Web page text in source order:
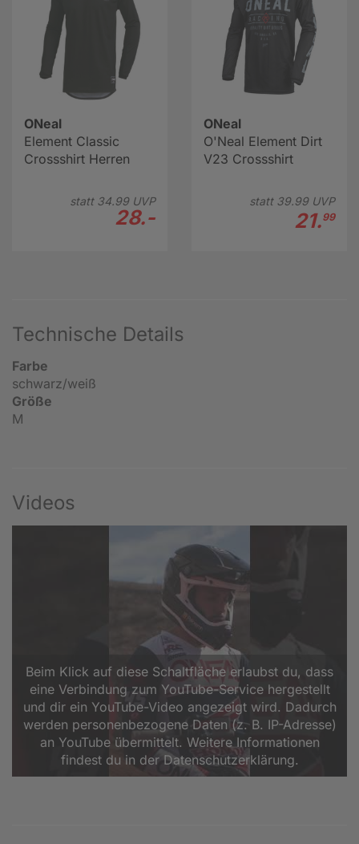
ONeal
Element Classic
Crossshirt Herren
statt 34.99UVP
28.-
ONeal
O'Neal Element Dirt
V23 Crossshirt
statt 39.99UVP
21.99
Technische Details
Farbe
schwarz/weiß
Größe
M
Videos
Beim Klick auf diese Schaltfläche erlaubst du, dass
eine Verbindung zum YouTube-Service hergestellt
und dir ein YouTube-Video angezeigt wird. Dadurch
werden personenbezogene Daten (z. B. IP-Adresse)
an YouTube übermittelt. Weitere Informationen
findest du in der Datenschutzerklärung.